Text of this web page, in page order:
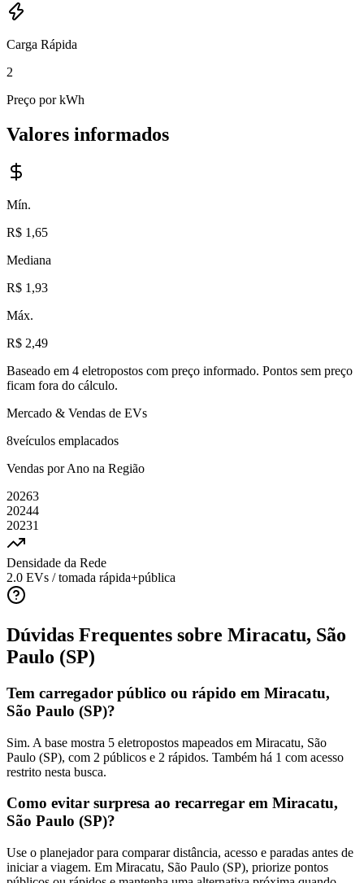
Carga Rápida
2
Preço por kWh
Valores informados
Mín.
R$ 1,65
Mediana
R$ 1,93
Máx.
R$ 2,49
Baseado em 4 eletropostos com preço informado. Pontos sem preço
ficam fora do cálculo.
Mercado & Vendas de EVs
8veículos emplacados
Vendas por Ano na Região
20263
20244
20231
Densidade da Rede
2.0 EVs / tomada rápida+pública
Dúvidas Frequentes sobre Miracatu, São
Paulo (SP)
Tem carregador público ou rápido em Miracatu,
São Paulo (SP)?
Sim. A base mostra 5 eletropostos mapeados em Miracatu, São
Paulo (SP), com 2 públicos e 2 rápidos. Também há 1 com acesso
restrito nesta busca.
Como evitar surpresa ao recarregar em Miracatu,
São Paulo (SP)?
Use o planejador para comparar distância, acesso e paradas antes de
iniciar a viagem. Em Miracatu, São Paulo (SP), priorize pontos